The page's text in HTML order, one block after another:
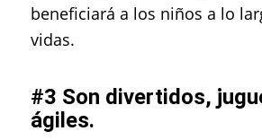
beneficiará a los niños a lo
vidas.
#3 Son divertidos,
ágiles.